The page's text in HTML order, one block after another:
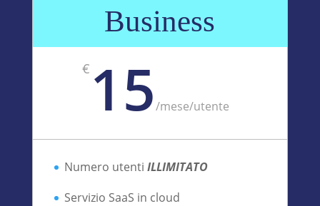
Business
€ 15/mese/utente
Numero utenti ILLIMITATO
Servizio SaaS in cloud